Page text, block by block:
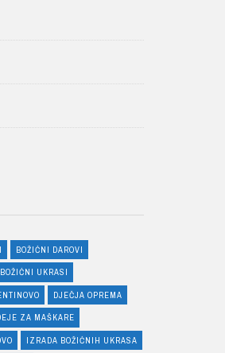
BOŽIĆNI DAROVI
BOŽIĆNI UKRASI
DJEČJA OPREMA
ZA MAŠKARE
IZRADA BOŽIĆNIH UKRASA